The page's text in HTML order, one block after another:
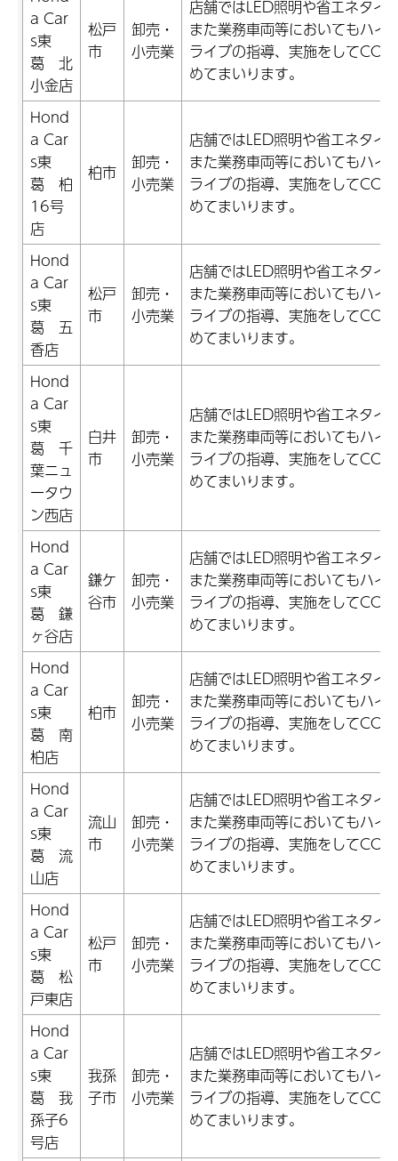
a Car
s東
葛 北
小金店
松戸
市
卸売・
小売業
店舗ではLED照明や省エネタイ
また業務車両等においてもハイ
ライブの指導、実施をして
めてまいります。
Hond
a Car
s東
葛 柏
16号
店
柏市
卸売・
小売業
店舗ではLED照明や省エネタイ
また業務車両等においてもハイ
ライブの指導、実施をして
めてまいります。
Hond
a Car
s東
葛 五
香店
松戸
市
卸売・
小売業
店舗ではLED照明や省エネタイ
また業務車両等においてもハイ
ライブの指導、実施をして
めてまいります。
Hond
a Car
s東
葛 千
葉ニュ
ータウ
ン西店
白井
市
卸売・
小売業
店舗ではLED照明や省エネタイ
また業務車両等においてもハイ
ライブの指導、実施をして
めてまいります。
Hond
a Car
s東
葛 鎌
ヶ谷店
鎌ケ
谷市
卸売・
小売業
店舗ではLED照明や省エネタイ
また業務車両等においてもハイ
ライブの指導、実施をして
めてまいります。
Hond
a Car
s東
葛 南
柏店
柏市
卸売・
小売業
店舗ではLED照明や省エネタイ
また業務車両等においてもハイ
ライブの指導、実施をして
めてまいります。
Hond
a Car
s東
葛 流
山店
流山
市
卸売・
小売業
店舗ではLED照明や省エネタイ
また業務車両等においてもハイ
ライブの指導、実施をして
めてまいります。
Hond
a Car
s東
葛 松
戸東店
松戸
市
卸売・
小売業
店舗ではLED照明や省エネタイ
また業務車両等においてもハイ
ライブの指導、実施をして
めてまいります。
Hond
a Car
s東
葛 我
孫子6
号店
我孫
子市
卸売・
小売業
店舗ではLED照明や省エネタイ
また業務車両等においてもハイ
ライブの指導、実施をして
めてまいります。